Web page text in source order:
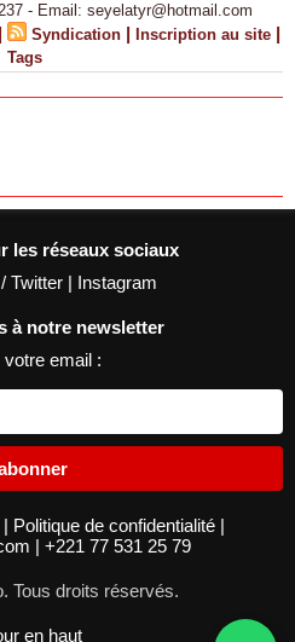
- Email: seyelatyr@hotmail.com
| Syndication | Inscription au site |
Tags
les réseaux sociaux
Twitter | Instagram
à notre newsletter
votre email :
| Politique de confidentialité |
| +221 77 531 25 79
Tous droits réservés.
en haut